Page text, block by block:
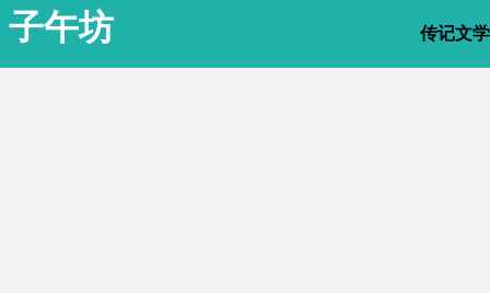
子午坊 传记文学